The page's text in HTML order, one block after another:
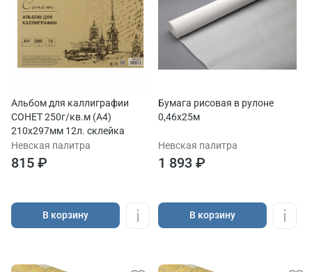
Альбом для каллиграфии
СОНЕТ 250г/кв.м (А4)
210х297мм 12л. склейка
Невская палитра
815 ₽
В корзину
Бумага рисовая в рулоне
0,46х25м
Невская палитра
1 893 ₽
В корзину